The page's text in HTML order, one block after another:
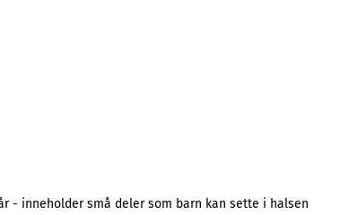
- inneholder små deler som barn kan sette i halsen